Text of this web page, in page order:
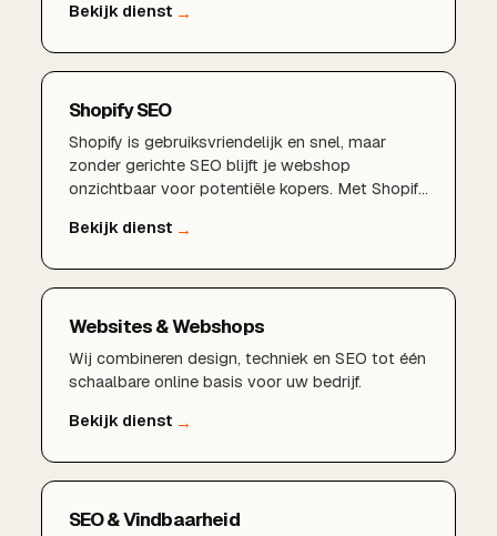
daadwerkelijk verkoopt? BDMNL bouwt
Shopify SEO
Shopify is gebruiksvriendelijk en snel, maar
zonder gerichte SEO blijft je webshop
onzichtbaar voor potentiële kopers. Met Shopify
en collectiepagina's, verbeteren wij de
Websites & Webshops
Wij combineren design, techniek en SEO tot één
schaalbare online basis voor uw bedrijf.
SEO & Vindbaarheid